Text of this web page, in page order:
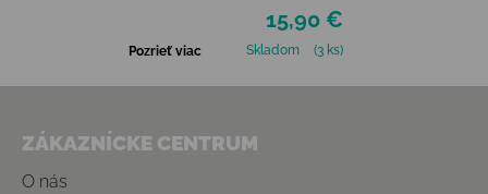
UNICORN KINGDOM15,90 €
Pozrieť viac Skladom (3 ks)
ZÁKAZNÍCKE CENTRUM
O nás